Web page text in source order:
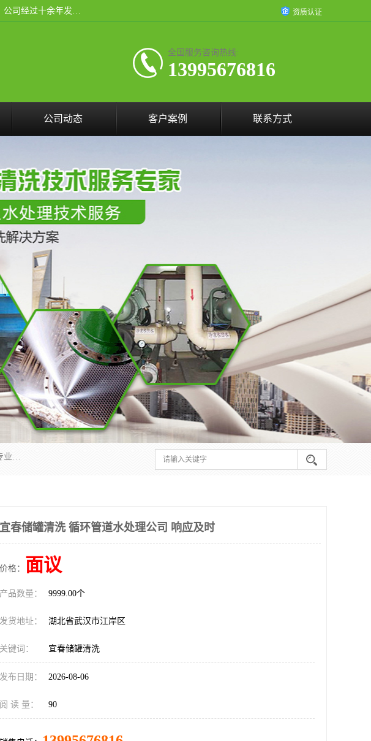
武汉洁利友环境技术有限公司是从事工业民用设备清洗、水处理、金属防腐蚀技术开发与应用的专业化公司。公司经过十余年发展积累了丰富的清洗经验，服务过的客户达到500余家，清洗的各类工业设备共计3000余台。 资质认证
全国服务咨询热线:
13995676816
公司动态 客户案例 联系方式
武汉洁利友环境技术有限公司是从事工业民用设备清洗、水处理、金属防腐蚀技术开发与应用的专业化公司。公司经过十余年发展积累了丰富的清洗经验，服务过的客户达到500余家，清洗的各类工业设备共计3000余台。
宜春储罐清洗 循环管道水处理公司 响应及时
价格： 面议
产品数量： 9999.00个
发货地址： 湖北省武汉市江岸区
关键词： 宜春储罐清洗
发布日期： 2026-08-06
阅 读 量： 90